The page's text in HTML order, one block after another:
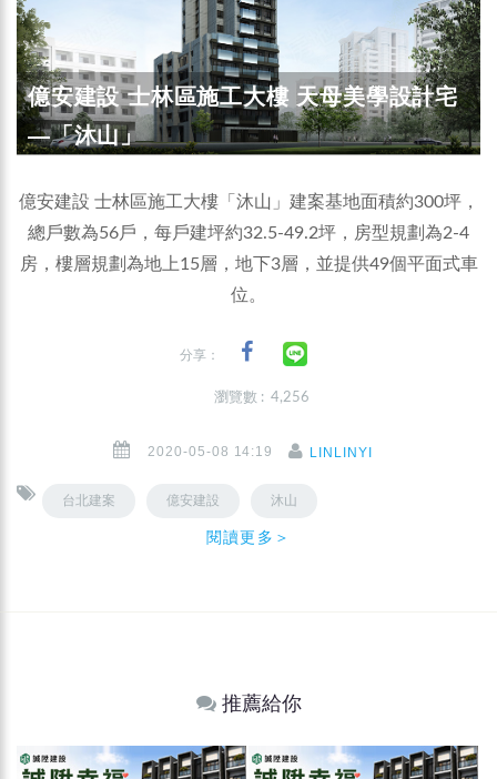
億安建設 士林區施工大樓 天母美學設計宅
—「沐山」
億安建設 士林區施工大樓「沐山」建案基地面積約300坪，
總戶數為56戶，每戶建坪約32.5-49.2坪，房型規劃為2-4
房，樓層規劃為地上15層，地下3層，並提供49個平面式車
位。
分享：
瀏覽數 : 4,256
2020-05-08 14:19 LINLINYI
台北建案 億安建設 沐山
閱讀更多＞
推薦給你